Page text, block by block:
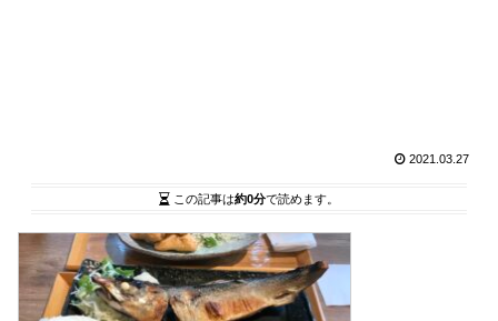
2021.03.27
この記事は約0分で読めます。